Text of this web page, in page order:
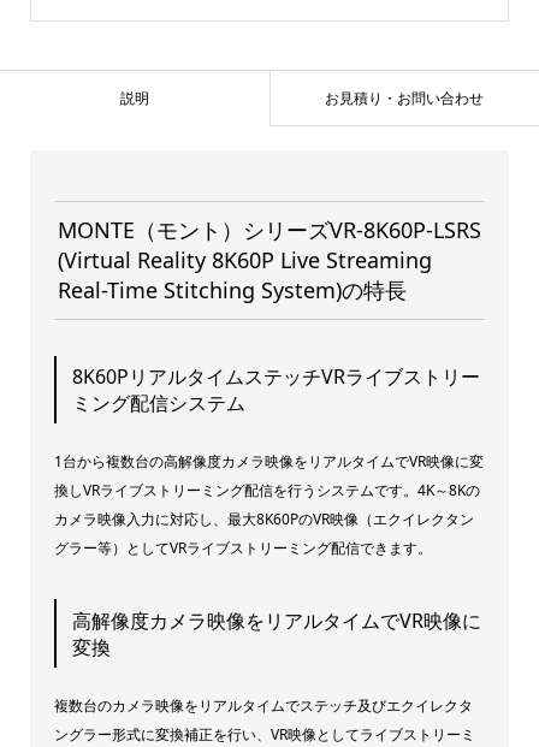
説明 お見積り・お問い合わせ
MONTE（モント）シリーズVR-8K60P-LSRS
(Virtual Reality 8K60P Live Streaming
Real-Time Stitching System)の特長
8K60PリアルタイムステッチVRライブストリー
ミング配信システム
1台から複数台の高解像度カメラ映像をリアルタイムでVR映像に変
換しVRライブストリーミング配信を行うシステムです。4K～8Kの
カメラ映像入力に対応し、最大8K60PのVR映像（エクイレクタン
グラー等）としてVRライブストリーミング配信できます。
高解像度カメラ映像をリアルタイムでVR映像に
変換
複数台のカメラ映像をリアルタイムでステッチ及びエクイレクタ
ングラー形式に変換補正を行い、VR映像としてライブストリーミ